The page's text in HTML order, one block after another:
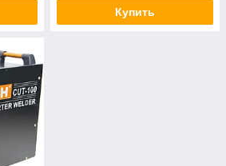
Купить